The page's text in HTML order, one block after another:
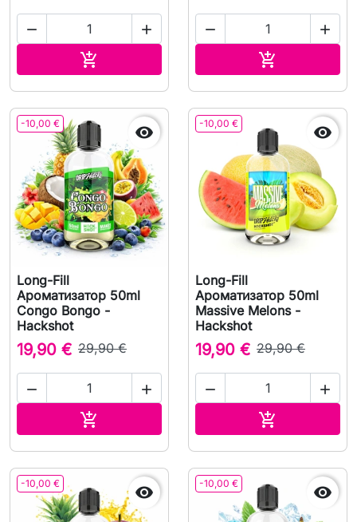
 

 

-10,00 € 
Long-Fill
Ароматизатор 50ml
Congo Bongo -
Hackshot
19,90 € 29,90 €
 

-10,00 € 
Long-Fill
Ароматизатор 50ml
Massive Melons -
Hackshot
19,90 € 29,90 €
 

-10,00 €  -10,00 € 